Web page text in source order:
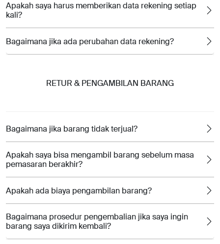
Apakah saya harus memberikan data rekening setiap
kali?
Bagaimana jika ada perubahan data rekening?
RETUR & PENGAMBILAN BARANG
Bagaimana jika barang tidak terjual?
Apakah saya bisa mengambil barang sebelum masa
pemasaran berakhir?
Apakah ada biaya pengambilan barang?
Bagaimana prosedur pengembalian jika saya ingin
barang saya dikirim kembali?